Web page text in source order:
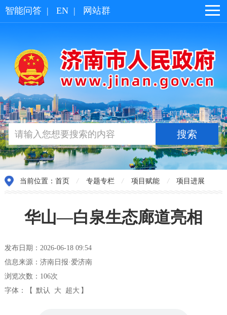
智能问答 | EN | 网站群
当前位置： 首页 / 专题专栏 / 项目赋能 / 项目进展
华山—白泉生态廊道亮相
发布日期：2026-06-18 09:54
信息来源：济南日报·爱济南
浏览次数： 106次
字体：【 默认 大 超大 】